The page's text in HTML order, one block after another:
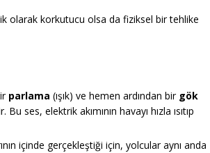
olarak korkutucu olsa da fiziksel bir tehlike
parlama (ışık) ve hemen ardından bir gök
Bu ses, elektrik akımının havayı hızla ısıtıp
içinde gerçekleştiği için, yolcular aynı anda